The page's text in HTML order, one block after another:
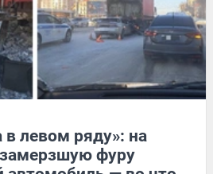
в левом ряду»: на
фуру